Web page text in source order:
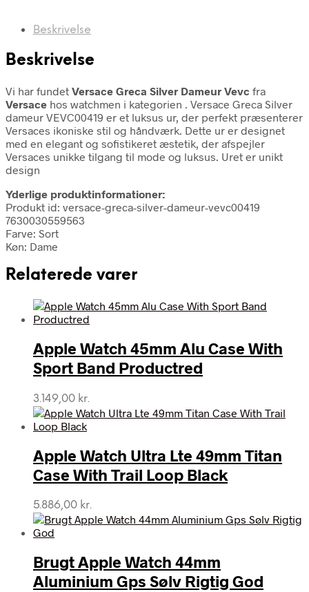
Beskrivelse
Beskrivelse
Vi har fundet Versace Greca Silver Dameur Vevc fra
Versace hos watchmen i kategorien . Versace Greca Silver
dameur VEVC00419 er et luksus ur, der perfekt præsenterer
Versaces ikoniske stil og håndværk. Dette ur er designet
med en elegant og sofistikeret æstetik, der afspejler
Versaces unikke tilgang til mode og luksus. Uret er unikt
design
Yderlige produktinformationer:
Produkt id: versace-greca-silver-dameur-vevc00419
7630030559563
Farve: Sort
Køn: Dame
Relaterede varer
Apple Watch 45mm Alu Case With
Sport Band Productred
3.149,00 kr.
Apple Watch Ultra Lte 49mm Titan
Case With Trail Loop Black
5.886,00 kr.
Brugt Apple Watch 44mm
Aluminium Gps Sølv Rigtig God